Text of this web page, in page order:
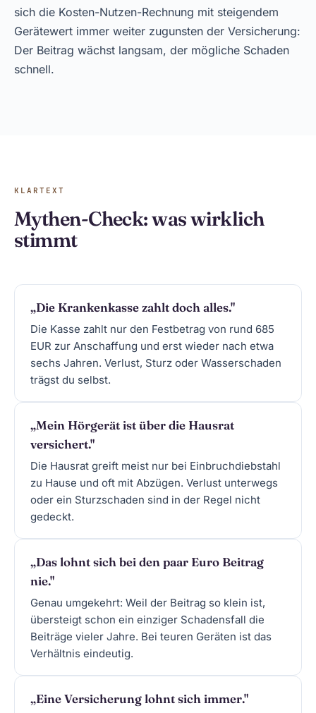
sich die Kosten-Nutzen-Rechnung mit steigendem
Gerätewert immer weiter zugunsten der Versicherung:
Der Beitrag wächst langsam, der mögliche Schaden
schnell.
KLARTEXT
Mythen-Check: was wirklich
stimmt
„Die Krankenkasse zahlt doch alles."
Die Kasse zahlt nur den Festbetrag von rund 685
EUR zur Anschaffung und erst wieder nach etwa
sechs Jahren. Verlust, Sturz oder Wasserschaden
trägst du selbst.
„Mein Hörgerät ist über die Hausrat
versichert."
Die Hausrat greift meist nur bei Einbruchdiebstahl
zu Hause und oft mit Abzügen. Verlust unterwegs
oder ein Sturzschaden sind in der Regel nicht
gedeckt.
„Das lohnt sich bei den paar Euro Beitrag
nie."
Genau umgekehrt: Weil der Beitrag so klein ist,
übersteigt schon ein einziger Schadensfall die
Beiträge vieler Jahre. Bei teuren Geräten ist das
Verhältnis eindeutig.
„Eine Versicherung lohnt sich immer."